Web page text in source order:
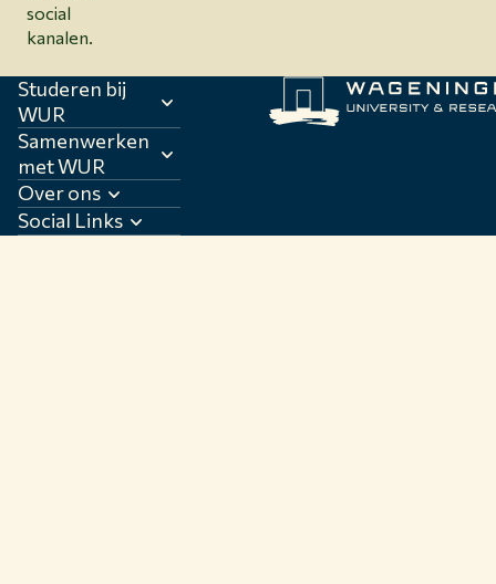
social
kanalen.
Studeren bij
WUR
Samenwerken
met WUR
Over ons
Social Links